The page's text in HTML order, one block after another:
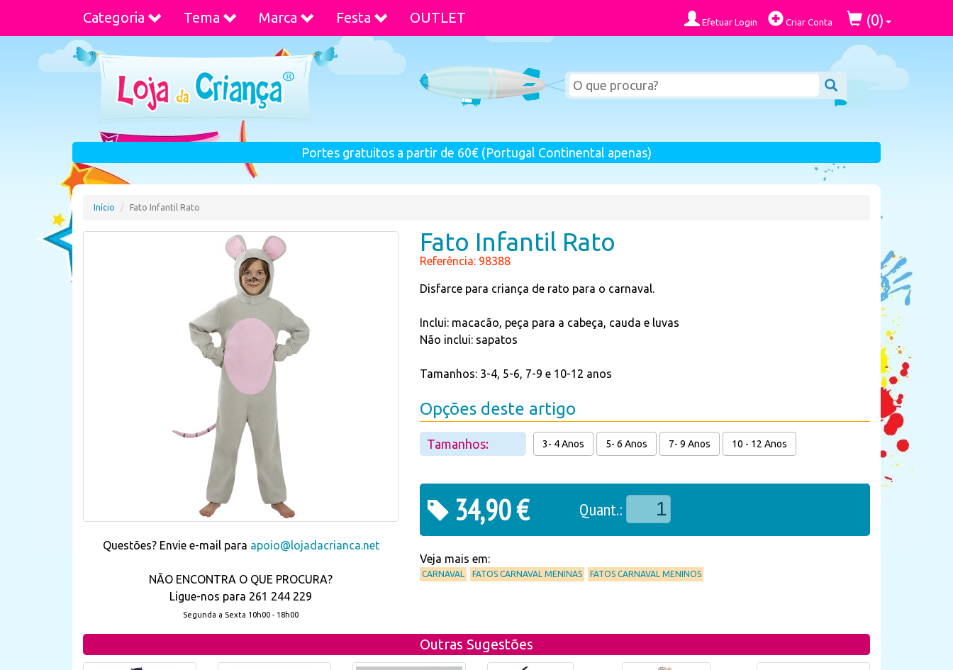
Categoria Tema Marca Festa OUTLET Efetuar Login Criar Conta (0)
Portes gratuitos a partir de 60€ (Portugal Continental apenas)
Início Fato Infantil Rato
Questões? Envie e-mail para apoio@lojadacrianca.net
NÃO ENCONTRA O QUE PROCURA?
Ligue-nos para 261 244 229
Segunda a Sexta 10h00 - 18h00
Fato Infantil Rato
Referência: 98388
Disfarce para criança de rato para o carnaval.
Inclui: macacão, peça para a cabeça, cauda e luvas
Não inclui: sapatos
Tamanhos: 3-4, 5-6, 7-9 e 10-12 anos
Opções deste artigo
Tamanhos: 3- 4 Anos 5- 6 Anos 7- 9 Anos 10 - 12 Anos
34,90 € Quant.:
Veja mais em:
CARNAVAL FATOS CARNAVAL MENINAS FATOS CARNAVAL MENINOS
Outras Sugestões